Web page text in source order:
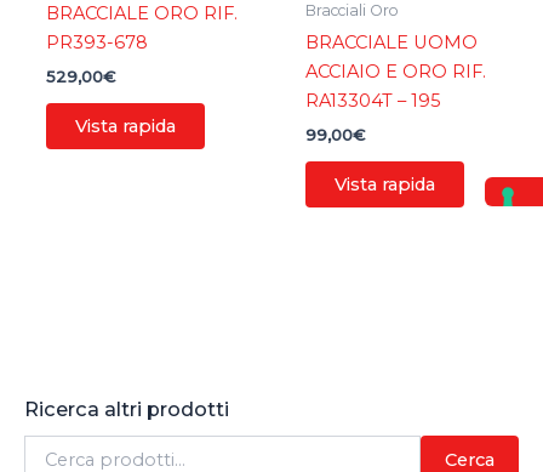
Ricerca altri prodotti
Cerca
BRACCIALE ORO RIF.
PR393-678
529,00€
Vista rapida
Bracciali Oro
BRACCIALE UOMO
ACCIAIO E ORO RIF.
RA13304T – 195
99,00€
Vista rapida